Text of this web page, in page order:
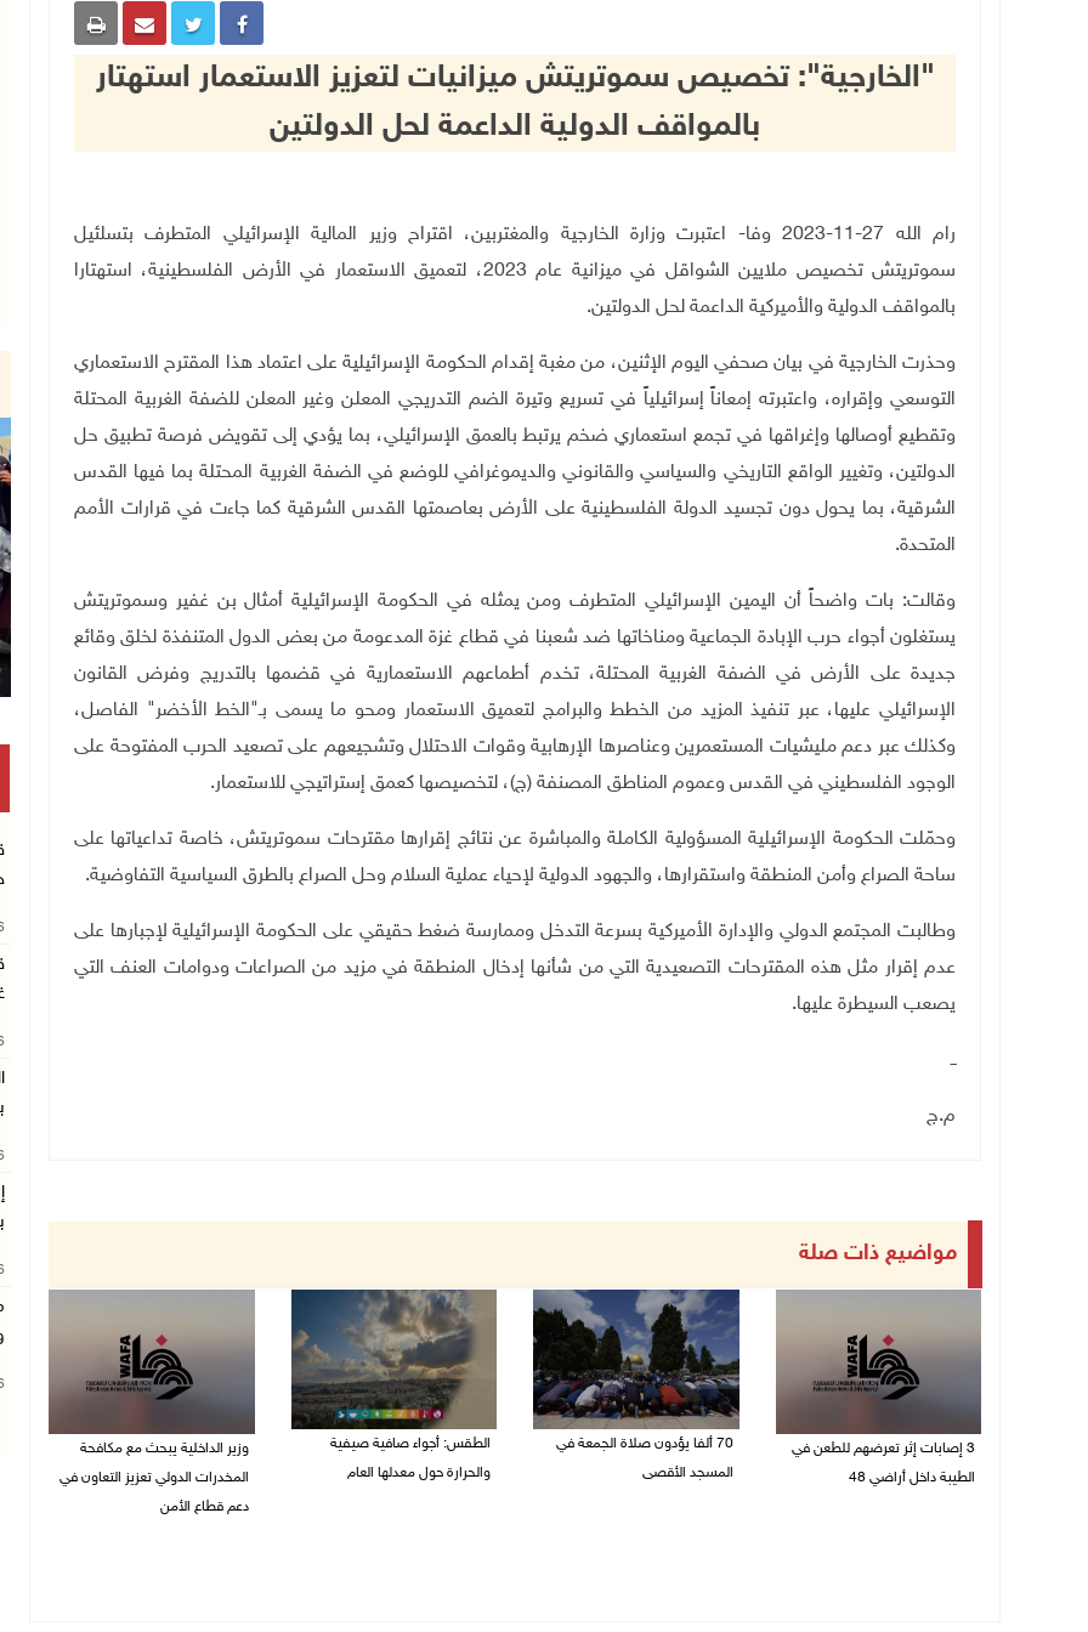
"الخارجية": تخصيص سموتريتش ميزانيات لتعزيز الاستعمار استهتار
بالمواقف الدولية الداعمة لحل الدولتين
رام الله 27-11-2023 وفا- اعتبرت وزارة الخارجية والمغتربين، اقتراح وزير المالية الإسرائيلي المتطرف بتسلئيل
سموتريتش تخصيص ملايين الشواقل في ميزانية عام 2023، لتعميق الاستعمار في الأرض الفلسطينية، استهتارا
بالمواقف الدولية والأميركية الداعمة لحل الدولتين.
وحذرت الخارجية في بيان صحفي اليوم الإثنين، من مغبة إقدام الحكومة الإسرائيلية على اعتماد هذا المقترح الاستعماري
التوسعي وإقراره، واعتبرته إمعاناً إسرائيلياً في تسريع وتيرة الضم التدريجي المعلن وغير المعلن للضفة الغربية المحتلة
وتقطيع أوصالها وإغراقها في تجمع استعماري ضخم يرتبط بالعمق الإسرائيلي، بما يؤدي إلى تقويض فرصة تطبيق حل
الدولتين، وتغيير الواقع التاريخي والسياسي والقانوني والديموغرافي للوضع في الضفة الغربية المحتلة بما فيها القدس
الشرقية، بما يحول دون تجسيد الدولة الفلسطينية على الأرض بعاصمتها القدس الشرقية كما جاءت في قرارات الأمم
المتحدة.
وقالت: بات واضحاً أن اليمين الإسرائيلي المتطرف ومن يمثله في الحكومة الإسرائيلية أمثال بن غفير وسموتريتش
يستغلون أجواء حرب الإبادة الجماعية ومناخاتها ضد شعبنا في قطاع غزة المدعومة من بعض الدول المتنفذة لخلق وقائع
جديدة على الأرض في الضفة الغربية المحتلة، تخدم أطماعهم الاستعمارية في قضمها بالتدريج وفرض القانون
الإسرائيلي عليها، عبر تنفيذ المزيد من الخطط والبرامج لتعميق الاستعمار ومحو ما يسمى بـ"الخط الأخضر" الفاصل،
وكذلك عبر دعم مليشيات المستعمرين وعناصرها الإرهابية وقوات الاحتلال وتشجيعهم على تصعيد الحرب المفتوحة على
الوجود الفلسطيني في القدس وعموم المناطق المصنفة (ج)، لتخصيصها كعمق إستراتيجي للاستعمار.
وحمّلت الحكومة الإسرائيلية المسؤولية الكاملة والمباشرة عن نتائج إقرارها مقترحات سموتريتش، خاصة تداعياتها على
ساحة الصراع وأمن المنطقة واستقرارها، والجهود الدولية لإحياء عملية السلام وحل الصراع بالطرق السياسية التفاوضية.
وطالبت المجتمع الدولي والإدارة الأميركية بسرعة التدخل وممارسة ضغط حقيقي على الحكومة الإسرائيلية لإجبارها على
عدم إقرار مثل هذه المقترحات التصعيدية التي من شأنها إدخال المنطقة في مزيد من الصراعات ودوامات العنف التي
يصعب السيطرة عليها.
ــ
م.ج
مواضيع ذات صلة
3 إصابات إثر تعرضهم للطعن في
الطيبة داخل أراضي 48
70 ألفا يؤدون صلاة الجمعة في
المسجد الأقصى
الطقس: أجواء صافية صيفية
والحرارة حول معدلها العام
وزير الداخلية يبحث مع مكافحة
المخدرات الدولي تعزيز التعاون في
دعم قطاع الأمن